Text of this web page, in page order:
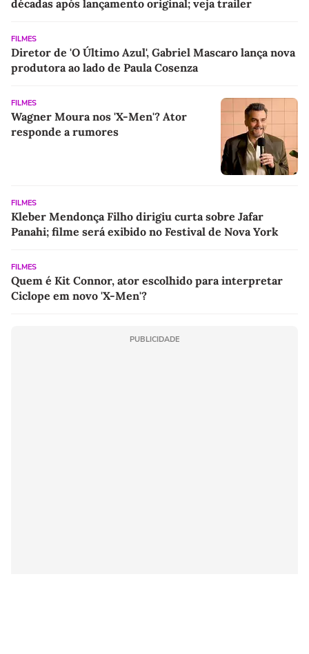
décadas após lançamento original; veja trailer
FILMES
Diretor de 'O Último Azul', Gabriel Mascaro lança nova
produtora ao lado de Paula Cosenza
FILMES
Wagner Moura nos 'X-Men'? Ator
responde a rumores
FILMES
Kleber Mendonça Filho dirigiu curta sobre Jafar
Panahi; filme será exibido no Festival de Nova York
FILMES
Quem é Kit Connor, ator escolhido para interpretar
Ciclope em novo 'X-Men'?
PUBLICIDADE